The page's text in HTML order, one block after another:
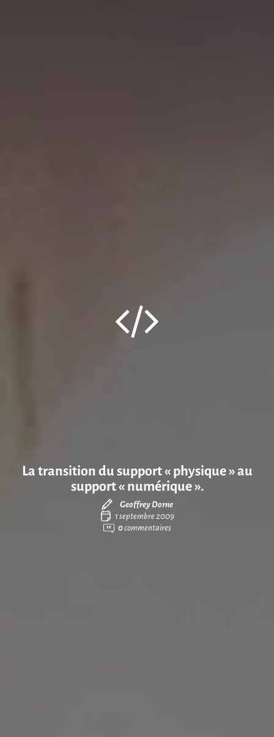
La transition du support « physique » au
support « numérique ».
Geoffrey Dorne
1 septembre 2009
0commentaires